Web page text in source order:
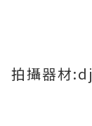
拍攝器材